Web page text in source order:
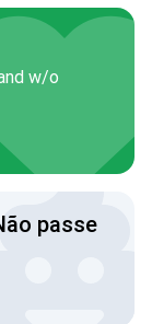
w/o
passe